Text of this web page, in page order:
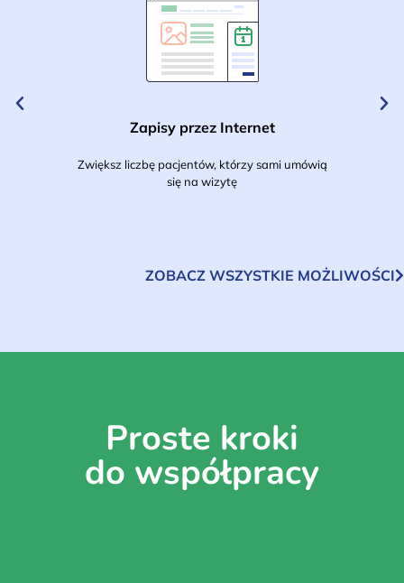
Zapisy przez Internet
Zwiększ liczbę pacjentów, którzy sami umówią
się na wizytę
ZOBACZ WSZYSTKIE MOŻLIWOŚCI
Proste kroki
do współpracy